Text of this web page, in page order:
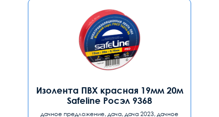
Изолента ПВХ красная 19мм 20м
Safeline Росэл 9368
дачное предложение, дача, дача 2023, дачное